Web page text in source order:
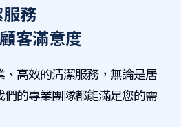
務
客滿意度
高效的清潔服務，無論是居
的專業團隊都能滿足您的需